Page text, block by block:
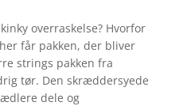
overraskelse? Hvorfor
får pakken, der bliver
strings pakken fra
tør. Den skræddersyede
dele og